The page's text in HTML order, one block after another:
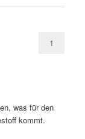
1
was für den
kommt.